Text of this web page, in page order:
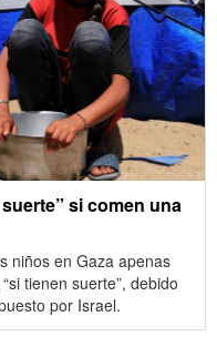
si comen una
niños en Gaza apenas
tienen suerte”, debido
por Israel.